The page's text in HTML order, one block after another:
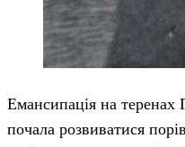
Емансипація на теренах
почала розвиватися